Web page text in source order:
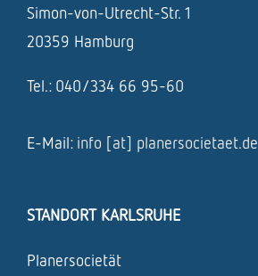
Simon-von-Utrecht-Str. 1
20359 Hamburg
Tel.: 040/334 66 95-60
E-Mail: info [at] planersocietaet.de
STANDORT KARLSRUHE
Planersocietät